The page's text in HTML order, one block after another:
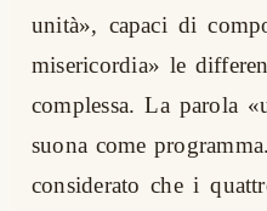
unità», capaci di
misericordia» le
complessa. La parola
suona come
considerato che i